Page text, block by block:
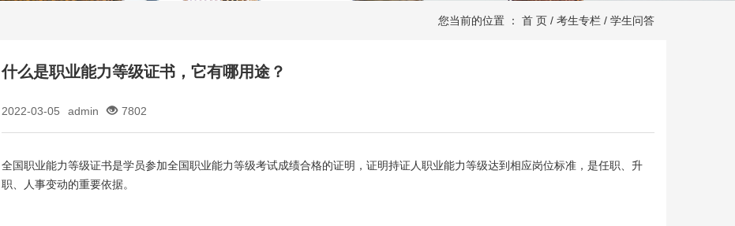
您当前的位置 ： 首 页 / 考生专栏 / 学生问答
什么是职业能力等级证书，它有哪用途？
2022-03-05 admin 7802
全国职业能力等级证书是学员参加全国职业能力等级考试成绩合格的证明，证明持证人职业能力等级达到相应岗位标准，是任职、升
职、人事变动的重要依据。